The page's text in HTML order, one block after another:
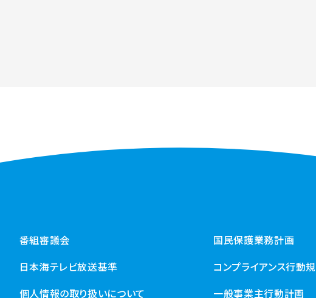
番組審議会
日本海テレビ放送基準
個人情報の取り扱いについて
国民保護業務計画
コンプライアンス行動
一般事業主行動計画